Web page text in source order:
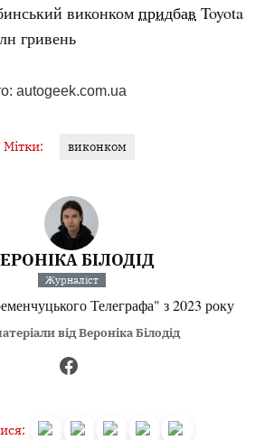
виконкомпридбав Toyota
гривень
autogeek.com.ua
Мітки: виконком
БІЛОДІД
Журналіст
Телеграфа" з 2023 року
від Вероніка Білодід